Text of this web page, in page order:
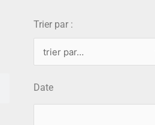
Trier par :
Date